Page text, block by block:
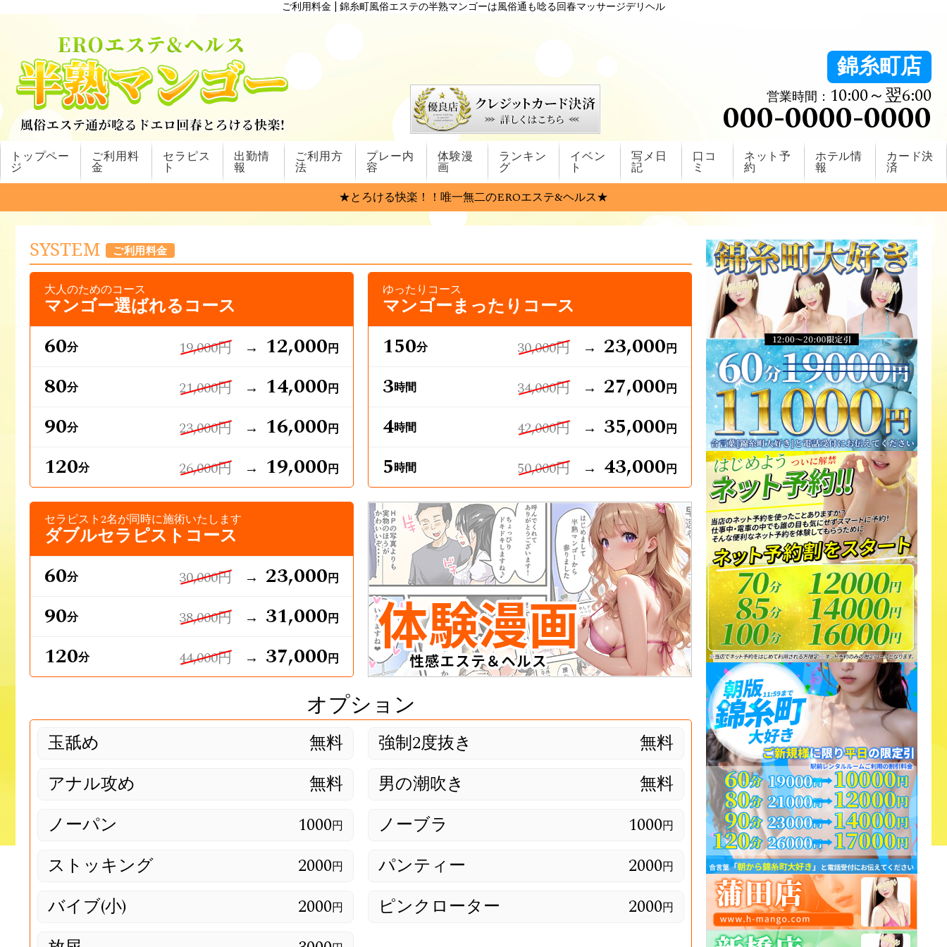
ご利用料金 | 錦糸町風俗エステの半熟マンゴーは風俗通も唸る回春マッサージデリヘル
錦糸町店
営業時間： 10:00～翌6:00
000-0000-0000
トップペー
ジ
ご利用料
金
セラピス
ト
出勤情
報
ご利用方
法
プレー内
容
体験漫
画
ランキン
グ
イベン
ト
写メ日
記
口コ
ミ
ネット予
約
ホテル情
報
カード決
済
★とろける快楽！！唯一無二のEROエステ&ヘルス★
SYSTEM ご利用料金
大人のためのコース
マンゴー選ばれるコース
60分 19,000円 → 12,000円
80分 21,000円 → 14,000円
90分 23,000円 → 16,000円
120分 26,000円 → 19,000円
ゆったりコース
マンゴーまったりコース
150分 30,000円 → 23,000円
3時間 34,000円 → 27,000円
4時間 42,000円 → 35,000円
5時間 50,000円 → 43,000円
セラピスト2名が同時に施術いたします
ダブルセラピストコース
60分 30,000円 → 23,000円
90分 38,000円 → 31,000円
120分 44,000円 → 37,000円
オプション
玉舐め 無料 強制2度抜き
無料
アナル攻め
無料 男の潮吹き
無料
ノーパン
1000円 ノーブラ 1000円
ストッキング 2000円 パンティー 2000円
バイブ(小) 2000円 ピンクローター 2000円